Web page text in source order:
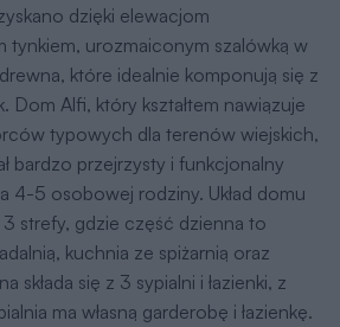
dzięki elewacjom
tynkiem, urozmaiconym szalówką w
które idealnie komponują się z
Dom Alfi, który kształtem nawiązuje
typowych dla terenów wiejskich,
bardzo przejrzysty i funkcjonalny
4-5 osobowej rodziny. Układ domu
strefy, gdzie część dzienna to
kuchnia ze spiżarnią oraz
składa się z 3 sypialni i łazienki, z
ma własną garderobę i łazienkę.